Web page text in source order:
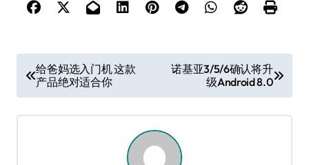
章
导
给爸妈选入门机 这款
产品绝对适合你
诺基亚3/5/6确认将升
级Android 8.0